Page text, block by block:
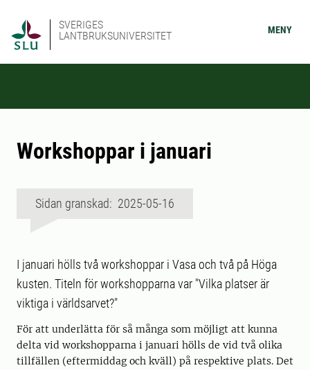
SVERIGES
LANTBRUKSUNIVERSITET
MENY
Workshoppar i januari
Sidan granskad: 2025-05-16
I januari hölls två workshoppar i Vasa och två på Höga
kusten. Titeln för workshopparna var "Vilka platser är
viktiga i världsarvet?"
För att underlätta för så många som möjligt att kunna
delta vid workshopparna i januari hölls de vid två olika
tillfällen (eftermiddag och kväll) på respektive plats. Det